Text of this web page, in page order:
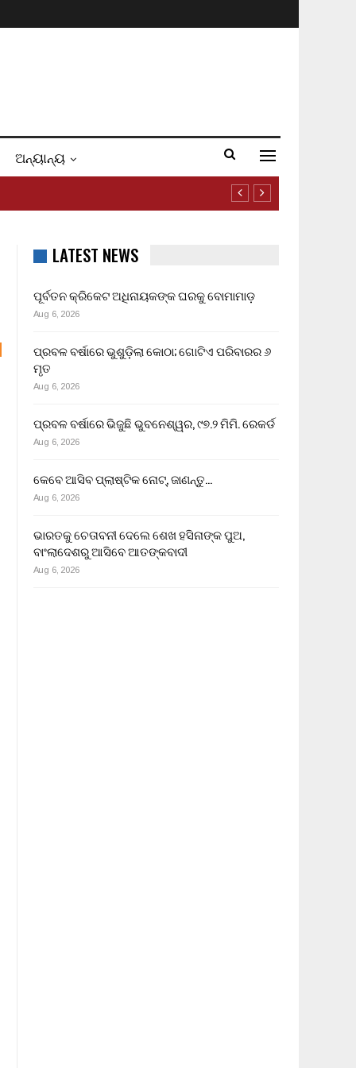
ଅନ୍ୟାନ୍ୟ
LATEST NEWS
ପୂର୍ବତନ କ୍ରିକେଟ ଅଧିନାୟକଙ୍କ ଘରକୁ ବୋମାମାଡ଼
Aug 6, 2026
ପ୍ରବଳ ବର୍ଷାରେ ଭୁଶୁଡ଼ିଲା କୋଠା; ଗୋଟିଏ ପରିବାରର ୬
ମୃତ
Aug 6, 2026
ପ୍ରବଳ ବର୍ଷାରେ ଭିଜୁଛି ଭୁବନେଶ୍ୱର, ୯୭.୨ ମିମି. ରେକର୍ଡ
Aug 6, 2026
କେବେ ଆସିବ ପ୍ଲାଷ୍ଟିକ ନୋଟ୍, ଜାଣନ୍ତୁ…
Aug 6, 2026
ଭାରତକୁ ଚେତାବନୀ ଦେଲେ ଶେଖ ହସିନାଙ୍କ ପୁଅ,
ବାଂଲାଦେଶରୁ ଆସିବେ ଆତଙ୍କବାଦୀ
Aug 6, 2026